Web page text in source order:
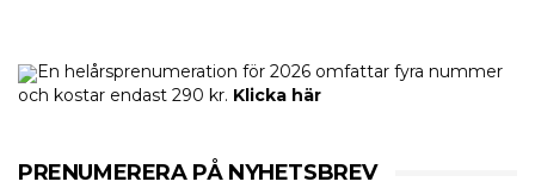
En helårsprenumeration för 2026 omfattar fyra nummer
och kostar endast 290 kr. Klicka här
PRENUMERERA PÅ NYHETSBREV